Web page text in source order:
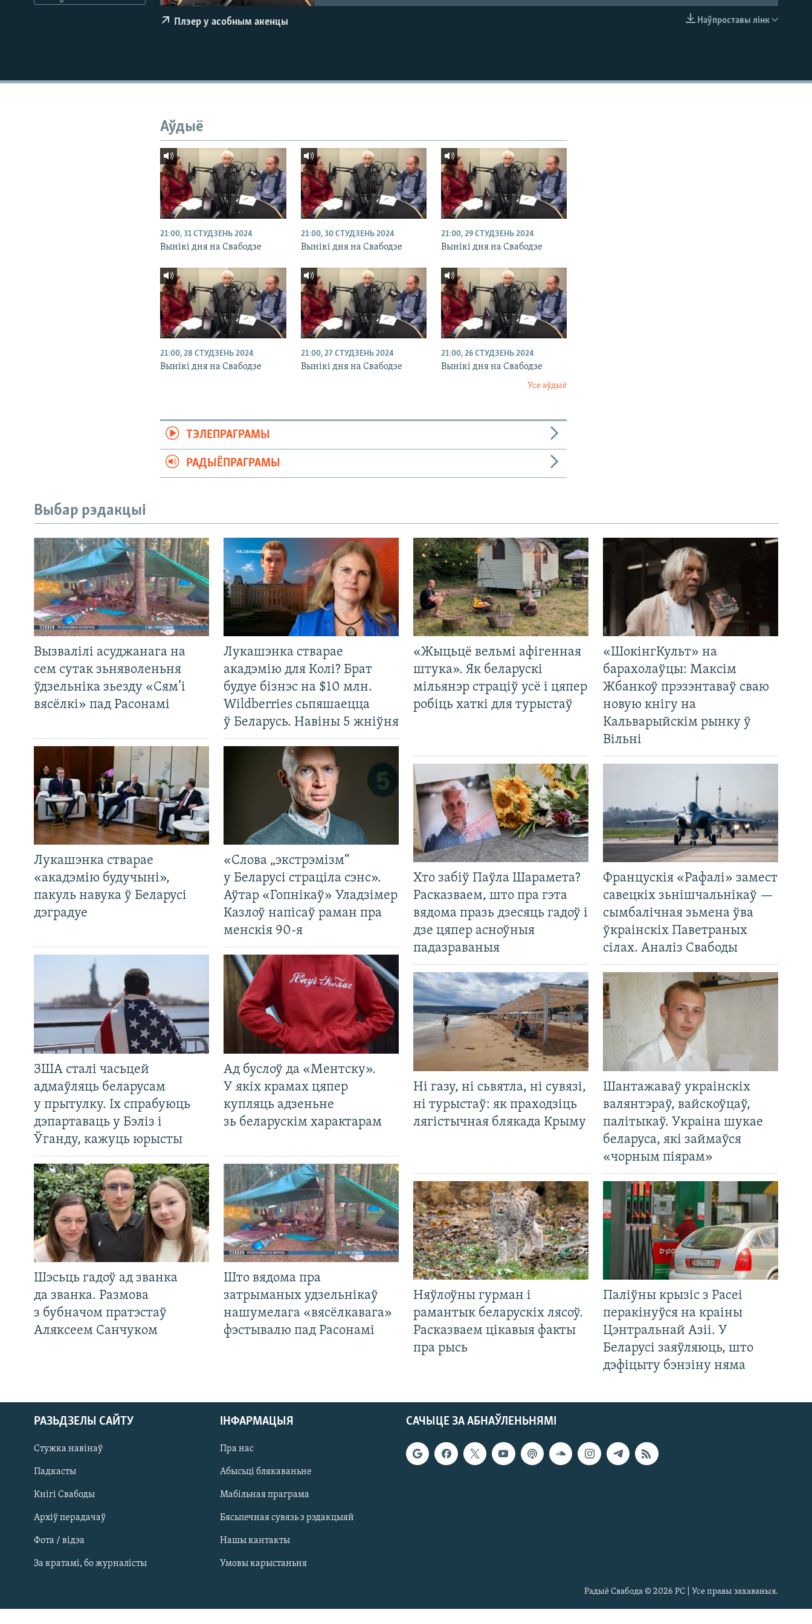
САЧЫЦЕ ЗА АБНАЎЛЕНЬНЯМІ
Наўпроставы лінк
Плэер у асобным акенцы
Аўдыё
21:00, 31 СТУДЗЕНЬ 2024
Вынікі дня на Свабодзе
21:00, 30 СТУДЗЕНЬ 2024
Вынікі дня на Свабодзе
21:00, 29 СТУДЗЕНЬ 2024
Вынікі дня на Свабодзе
21:00, 28 СТУДЗЕНЬ 2024
Вынікі дня на Свабодзе
21:00, 27 СТУДЗЕНЬ 2024
Вынікі дня на Свабодзе
21:00, 26 СТУДЗЕНЬ 2024
Вынікі дня на Свабодзе
Усе аўдыё
ТЭЛЕПРАГРАМЫ
РАДЫЁПРАГРАМЫ
Выбар рэдакцыі
Вызвалілі асуджанага на
сем сутак зьняволеньня
ўдзельніка зьезду «Сям’і
вясёлкі» пад Расонамі
Лукашэнка стварае
акадэмію для Колі? Брат
будуе бізнэс на $10 млн.
Wildberries сьпяшаецца
ў Беларусь. Навіны 5 жніўня
Лукашэнка стварае
«акадэмію будучыні»,
пакуль навука ў Беларусі
дэградуе
«Слова „экстрэмізм“
у Беларусі страціла сэнс».
Аўтар «Гопнікаў» Уладзімер
Казлоў напісаў раман пра
менскія 90-я
ЗША сталі часьцей
адмаўляць беларусам
у прытулку. Іх спрабуюць
дэпартаваць у Бэліз і
Ўганду, кажуць юрысты
Ад буслоў да «Ментску».
У якіх крамах цяпер
купляць адзеньне
зь беларускім характарам
Шэсьць гадоў ад званка
да званка. Размова
з бубначом пратэстаў
Аляксеем Санчуком
Што вядома пра
затрыманых удзельнікаў
нашумелага «вясёлкавага»
фэстывалю пад Расонамі
«Жыцьцё вельмі афігенная
штука». Як беларускі
мільянэр страціў усё і цяпер
робіць хаткі для турыстаў
«ШокінгКульт» на
барахолаўцы: Максім
Жбанкоў прэзэнтаваў сваю
новую кнігу на
Кальварыйскім рынку ў
Вільні
Хто забіў Паўла Шарамета?
Расказваем, што пра гэта
вядома празь дзесяць гадоў і
дзе цяпер асноўныя
падазраваныя
Францускія «Рафалі» замест
савецкіх зьнішчальнікаў —
сымбалічная зьмена ўва
ўкраінскіх Паветраных
сілах. Аналіз Свабоды
Ні газу, ні сьвятла, ні сувязі,
ні турыстаў: як праходзіць
лягістычная блякада Крыму
Шантажаваў украінскіх
валянтэраў, вайскоўцаў,
палітыкаў. Украіна шукае
беларуса, які займаўся
«чорным піярам»
Няўлоўны гурман і
рамантык беларускіх лясоў.
Расказваем цікавыя факты
пра рысь
Паліўны крызіс з Расеі
перакінуўся на краіны
Цэнтральнай Азіі. У
Беларусі заяўляюць, што
дэфіцыту бэнзіну няма
САЧЫЦЕ ЗА АБНАЎЛЕНЬНЯМІ
РАЗЬДЗЕЛЫ САЙТУ
Стужка навінаў
Падкасты
Кнігі Свабоды
Архіў перадачаў
Фота / відэа
За кратамі, бо журналісты
ІНФАРМАЦЫЯ
Пра нас
Абысьці блякаваньне
Мабільная праграма
Бясьпечная сувязь з рэдакцыяй
Нашы кантакты
Умовы карыстаньня
Радыё Свабода © 2026 РС | Усе правы захаваныя.